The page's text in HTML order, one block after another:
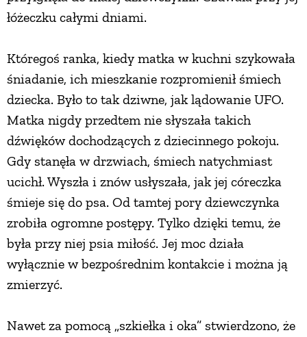
łóżeczku całymi dniami.
Któregoś ranka, kiedy matka w kuchni szykowała
śniadanie, ich mieszkanie rozpromienił śmiech
dziecka. Było to tak dziwne, jak lądowanie UFO.
Matka nigdy przedtem nie słyszała takich
dźwięków dochodzących z dziecinnego pokoju.
Gdy stanęła w drzwiach, śmiech natychmiast
ucichł. Wyszła i znów usłyszała, jak jej córeczka
śmieje się do psa. Od tamtej pory dziewczynka
zrobiła ogromne postępy. Tylko dzięki temu, że
była przy niej psia miłość. Jej moc działa
wyłącznie w bezpośrednim kontakcie i można ją
zmierzyć.
Nawet za pomocą „szkiełka i oka” stwierdzono, że